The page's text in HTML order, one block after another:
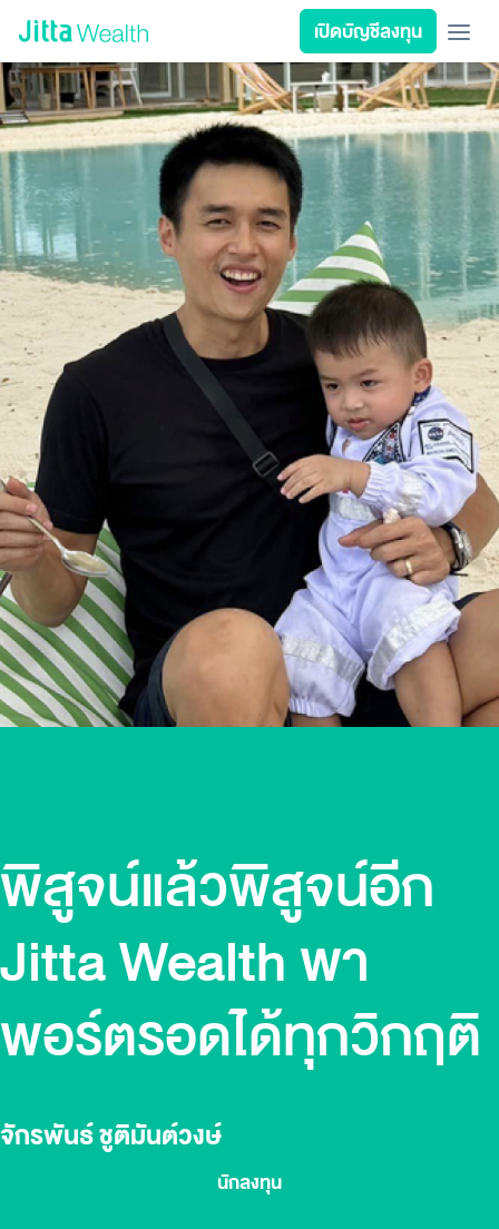
เปิดบัญชีลงทุน
เรียนลงทุน ลงทุนเอง ลงทุนอัตโนมัติ Jitta Protect Jitta Card
ลงทุนตามเป้าหมาย
นโยบายลงทุน
รีวิวพอร์ต
วางแผนการเงิน
เกี่ยวกับ Jitta Wealth
พิสูจน์แล้วพิสูจน์อีก
Jitta Wealth พา
พอร์ตรอดได้ทุกวิกฤติ
จักรพันธ์ ชูติมันต์วงษ์
นักลงทุน